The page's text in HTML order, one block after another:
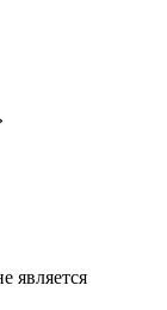
является